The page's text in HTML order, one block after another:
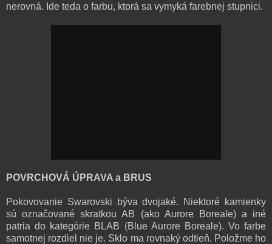
nerovná. Ide teda o farbu, ktorá sa vymyká farebnej stupnici.
POVRCHOVÁ ÚPRAVA a BRUS
Pokovovanie Swarovski býva dvojaké. Niektoré kamienky
sú označované skratkou AB (ako Aurore Boreale) a iné
patria do kategórie BLAB (Blue Aurore Boreale). Vo farbe
samotnej rozdiel nie je. Sklo ma rovnaký odtieň. Položme ho